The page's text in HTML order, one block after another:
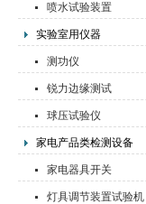
喷水试验装置
实验室用仪器
测功仪
锐力边缘测试
球压试验仪
家电产品类检测设备
家电器具开关
灯具调节装置试验机